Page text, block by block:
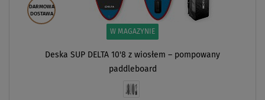
DARMOWA
DOSTAWA
W MAGAZYNIE
Deska SUP DELTA 10'8 z wiosłem – pompowany
paddleboard